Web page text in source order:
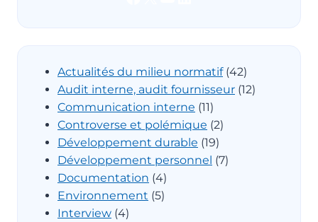
Actualités du milieu normatif(42)
Audit interne, audit fournisseur (12)
Communication interne (11)
Controverse et polémique (2)
Développement durable (19)
Développement personnel (7)
Documentation (4)
Environnement (5)
Interview (4)